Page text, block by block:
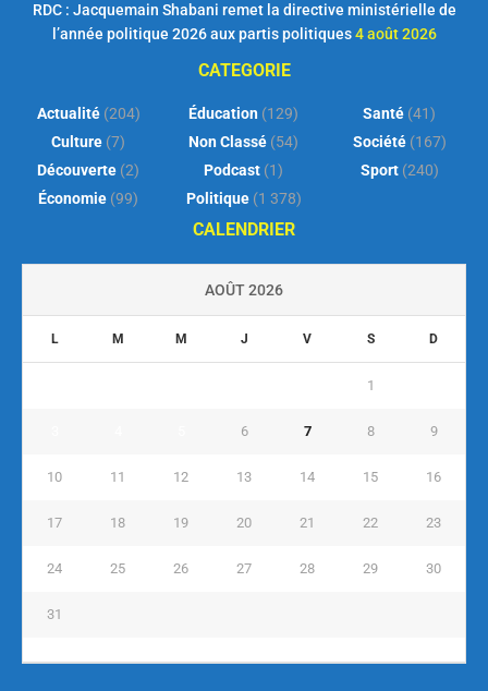
RDC : Jacquemain Shabani remet la directive ministérielle de
l’année politique 2026 aux partis politiques 4 août 2026
CATEGORIE
Actualité(204)
Culture (7)
Découverte (2)
Économie (99)
Éducation (129)
Non Classé (54)
Podcast (1)
Politique(1 378)
Santé (41)
Société(167)
Sport(240)
CALENDRIER
AOÛT 2026
L M M J V S D
1
6 7 8 9
10 11 12 13 14 15 16
17 18 19 20 21 22 23
24 25 26 27 28 29 30
31